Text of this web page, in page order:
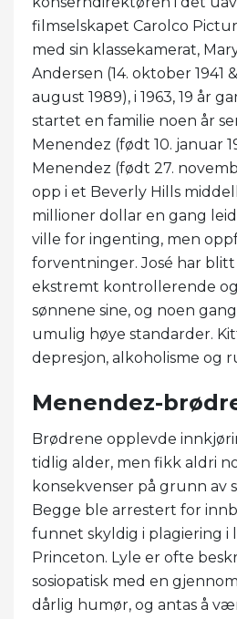
filmselskapet Carolco
med sin klassekamerat,
Andersen (14. oktober 1941
august 1989), i 1963, 19 år
startet en familie noen år
Menendez (født 10. januar
Menendez (født 27.
opp i et Beverly Hills
millioner dollar en gang
ville for ingenting, men
forventninger. José har
ekstremt kontrollerende
sønnene sine, og noen
umulig høye standarder.
depresjon, alkoholisme og
Menendez-
Brødrene opplevde
tidlig alder, men fikk aldri
konsekvenser på grunn av
Begge ble arrestert for
funnet skyldig i plagiering i
Princeton. Lyle er ofte
sosiopatisk med en
dårlig humør, og antas å